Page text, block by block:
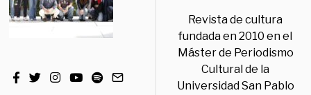
Revista de cultura
fundada en 2010 en el
Máster de Periodismo
Cultural de la
Universidad San Pablo